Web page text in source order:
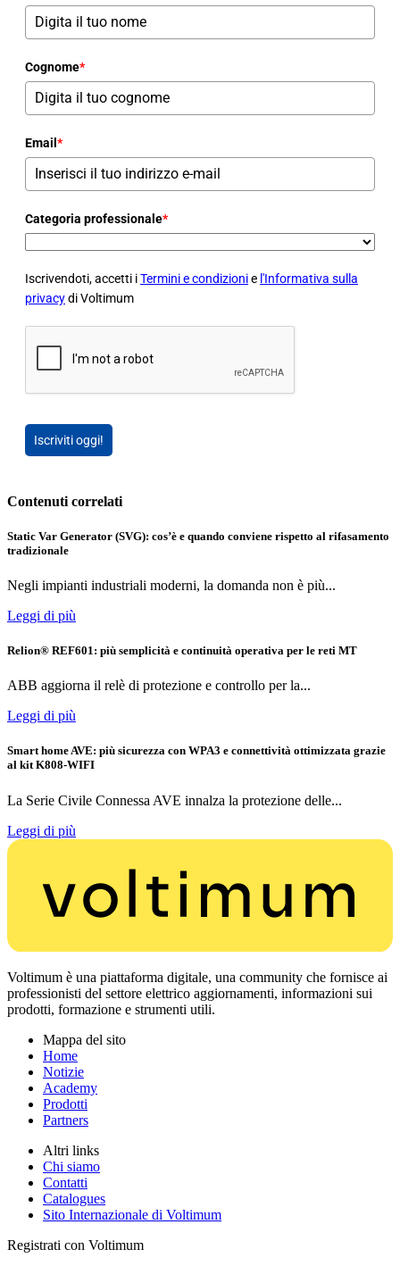
Cognome*
Email *
Categoria professionale*
Iscrivendoti, accetti iTermini e condizionie l'Informativa sulla
privacydi Voltimum
Iscriviti oggi!
Contenuti correlati
Static Var Generator (SVG): cos’è e quando conviene rispetto al rifasamento
tradizionale
Negli impianti industriali moderni, la domanda non è più...
Leggi di più
Relion® REF601: più semplicità e continuità operativa per le reti MT
ABB aggiorna il relè di protezione e controllo per la...
Leggi di più
Smart home AVE: più sicurezza con WPA3 e connettività ottimizzata grazie
al kit K808-WIFI
La Serie Civile Connessa AVE innalza la protezione delle...
Leggi di più
Voltimum è una piattaforma digitale, una community che fornisce ai
professionisti del settore elettrico aggiornamenti, informazioni sui
prodotti, formazione e strumenti utili.
Mappa del sito
Home
Notizie
Academy
Prodotti
Partners
Altri links
Chi siamo
Contatti
Catalogues
Sito Internazionale di Voltimum
Registrati con Voltimum